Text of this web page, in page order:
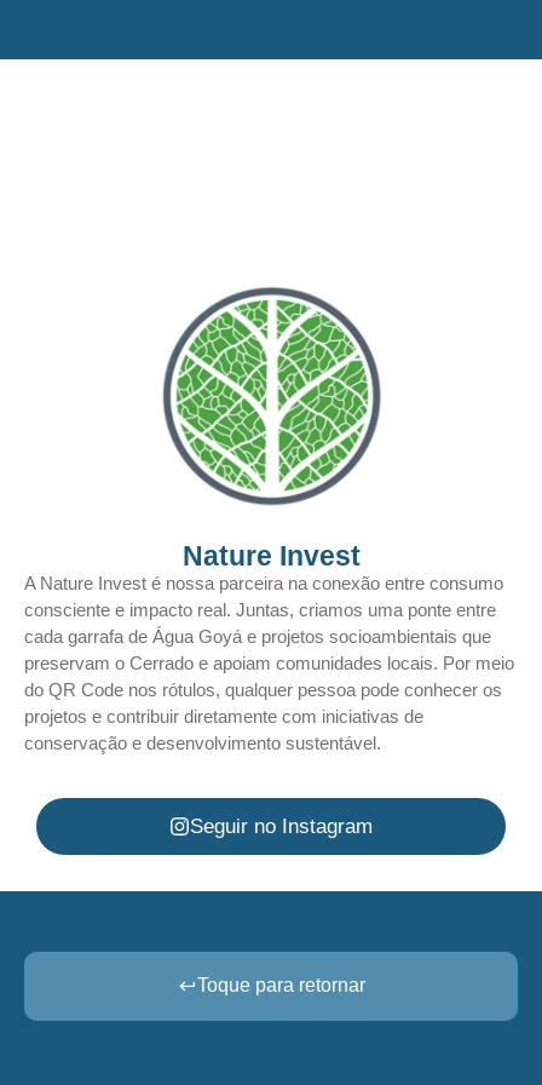
Nature Invest
A Nature Invest é nossa parceira na conexão entre consumo
consciente e impacto real. Juntas, criamos uma ponte entre
cada garrafa de Água Goyá e projetos socioambientais que
preservam o Cerrado e apoiam comunidades locais. Por meio
do QR Code nos rótulos, qualquer pessoa pode conhecer os
projetos e contribuir diretamente com iniciativas de
conservação e desenvolvimento sustentável.
Seguir no Instagram
Toque para retornar